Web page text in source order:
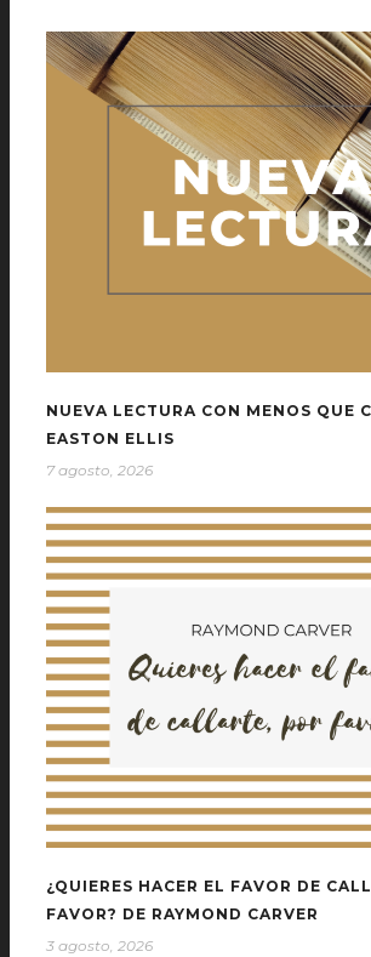
NUEVA LECTURA CON MENOS QUE
EASTON ELLIS
7 agosto, 2026
¿QUIERES HACER EL FAVOR DE
FAVOR? DE RAYMOND CARVER
3 agosto, 2026